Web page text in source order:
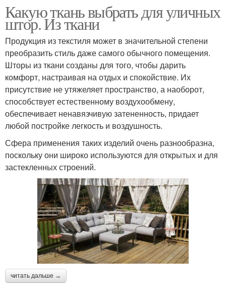
Какую ткань выбрать для уличных
штор. Из ткани
Продукция из текстиля может в значительной степени
преобразить стиль даже самого обычного помещения.
Шторы из ткани созданы для того, чтобы дарить
комфорт, настраивая на отдых и спокойствие. Их
присутствие не утяжеляет пространство, а наоборот,
способствует естественному воздухообмену,
обеспечивает ненавязчивую затененность, придает
любой постройке легкость и воздушность.
Сфера применения таких изделий очень разнообразна,
поскольку они широко используются для открытых и для
застекленных строений.
читать дальше →